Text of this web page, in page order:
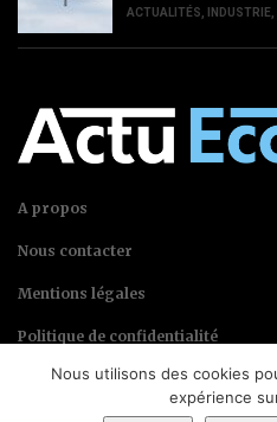
ACTUALITÉS INDUSTRIE
A propos
Nous contacter
Mentions légales
Politique de confidentialité
Nous utilisons des cookies
expérience